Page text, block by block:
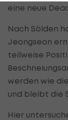
eine neue
Nach Sölden
Jeongseon
teilweise
werden wie
und bleibt die
Hier